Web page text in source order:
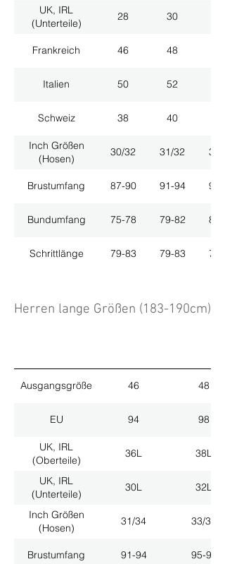
UK, IRL
(Unterteile)
28 30
Frankreich 46 48
Italien 50 52
Schweiz 38 40
Inch Größen
(Hosen)
30/32 31/32 33/
Brustumfang 87-90 91-94 95-
Bundumfang 75-78 79-82 83-
Schrittlänge 79-83 79-83 79-
Herren lange Größen (183-190cm)
Ausgangsgröße 46 48
EU 94 98
UK, IRL
(Oberteile)
36L 38L
UK, IRL
(Unterteile)
30L 32L
Inch Größen
(Hosen)
31/34 33/34
Brustumfang 91-94 95-98